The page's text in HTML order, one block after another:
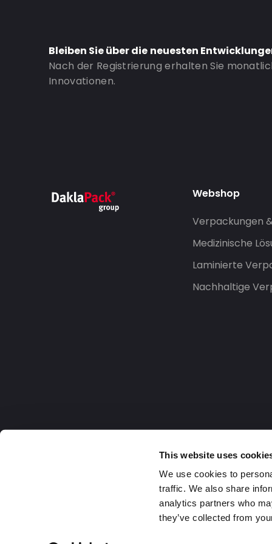
This website uses
We use cookies to
traffic. We also share
analytics partners who
they’ve collected from
Air Transport: Ja
Letter post: Ja
Bleiben Sie über die neuesten
Nach der Registrierung erhalten Sie
Innovationen.
Webshop
Verpackungen
Medizinische
Laminierte
Nachhaltige
2026 DaklaPack Group. Alle Rechte